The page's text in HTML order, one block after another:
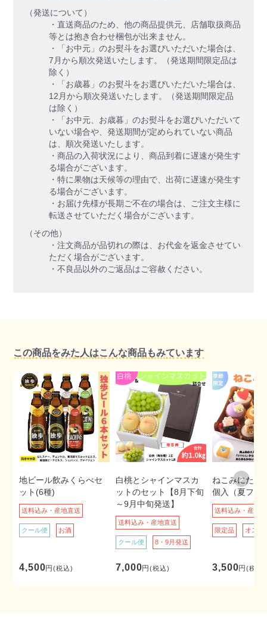
（発送について）
・直送商品のため、他の商品提供元、店舗取扱商品
等とは抱き合わせ梱包が出来ません。
・「お中元」のお熨斗をお選びいただいた場合は、
7月から順次発送いたします。（発送期間限定品は
除く）
・「お歳暮」のお熨斗をお選びいただいた場合は、
12月から順次発送いたします。（発送期間限定品
は除く）
・「お中元、お歳暮」のお熨斗をお選びいただいて
いない場合や、発送期間が定められていない商品
は、順次発送いたします。
・商品の入荷状況により、商品到着に遅速が発生す
る場合がございます。
・特に果物は天候等の理由で、出荷に遅速が発生す
る場合がございます。
・お届け先様が長期ご不在の場合は、ご注文主様に
転送させていただく場合がございます。
（その他）
・注文商品が品切れの際は、お代金を返金させてい
ただく場合がございます。
・不良品以外のご返品はご容赦ください。
この商品をみた人はこんな商品もみています
地ビール飲みくらべセ
ット(6種)
送料込み・産地直送
クール便 お酒
4,500円(税込)
白桃とシャインマスカ
ットのセット【8月下旬
～9月中旬発送】
送料込み・産地直送
クール便 8・9月発送
7,000円(税込)
ねこみにたる
個入（夏フレ
送料込み・産地
限定品 オスス
3,500円(税込)